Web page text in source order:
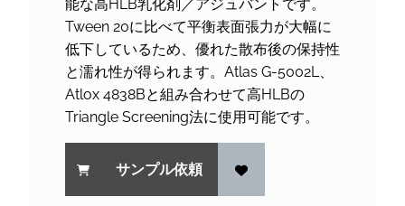
能な高HLB乳化剤／アジュバントです。
Tween 20に比べて平衡表面張力が大幅に
低下しているため、優れた散布後の保持性
と濡れ性が得られます。Atlas G-5002L、
Atlox 4838Bと組み合わせて高HLBの
Triangle Screening法に使用可能です。
サンプル依頼